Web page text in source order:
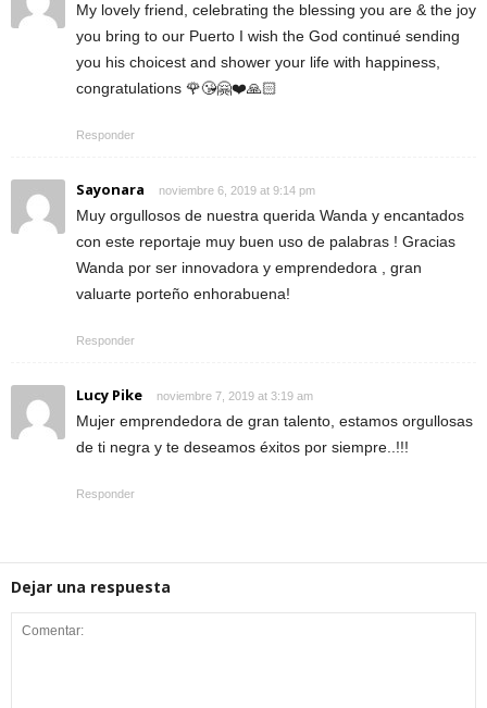
My lovely friend, celebrating the blessing you are & the joy
you bring to our Puerto I wish the God continué sending
you his choicest and shower your life with happiness,
congratulations 🌹😘🤗❤️🙏🏻
Responder
Sayonara noviembre 6, 2019 at 9:14 pm
Muy orgullosos de nuestra querida Wanda y encantados
con este reportaje muy buen uso de palabras ! Gracias
Wanda por ser innovadora y emprendedora , gran
valuarte porteño enhorabuena!
Responder
Lucy Pike noviembre 7, 2019 at 3:19 am
Mujer emprendedora de gran talento, estamos orgullosas
de ti negra y te deseamos éxitos por siempre..!!!
Responder
Dejar una respuesta